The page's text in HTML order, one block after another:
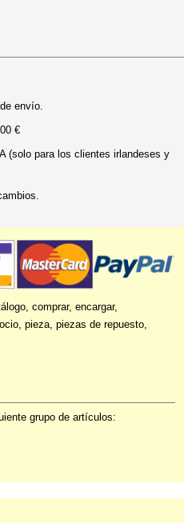
envío.
€
(solo para los clientes irlandeses y
comprar, encargar,
pieza, piezas de repuesto,
grupo de artículos: